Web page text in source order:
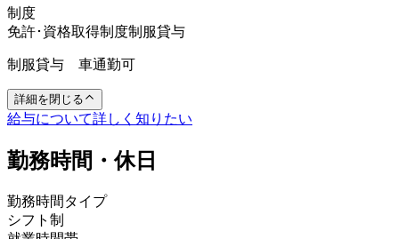
制度
免許･資格取得制度制服貸与
制服貸与 車通勤可
詳細を閉じる
給与について詳しく知りたい
勤務時間・休日
勤務時間タイプ
シフト制